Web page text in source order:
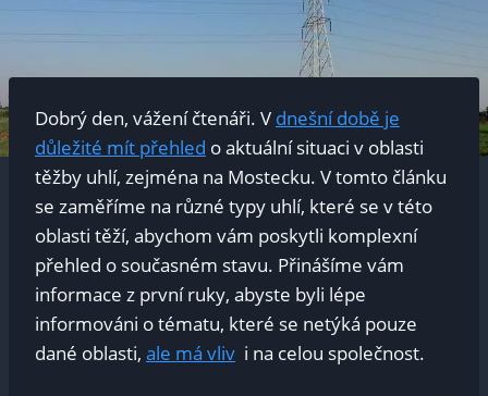
Dobrý den, vážení čtenáři. V dnešní době je
důležité mít přehled o aktuální situaci v oblasti
těžby uhlí, zejména ⁣na Mostecku. V tomto článku
se zaměříme na různé typy uhlí, ⁤které se v této
oblasti těží, abychom vám poskytli komplexní
přehled o současném stavu. Přinášíme vám
informace‌ z první ruky, abyste byli lépe⁣
informováni o tématu, které se netýká pouze​
dané oblasti, ale má⁤ vliv ​ i na celou společnost.